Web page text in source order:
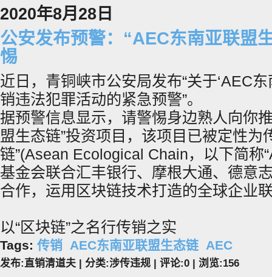
2020年8月28日
公安发布预警：“AEC东南亚联盟
惕
近日，青铜峡市公安局发布“关于‘AEC
销违法犯罪活动的紧急预警”。
据预警信息显示，请警惕身边熟人向你
盟生态链”投资项目，该项目已被定性为
链”(Asean Ecological Chain，以下简称
基金会联合汇丰银行、摩根大通、德意
合作，运用区块链技术打造的全球企业
以“区块链”之名行传销之实
Tags: 传销 AEC东南亚联盟生态链 AEC
发布:直销清道夫 | 分类:涉传违规 | 评论:0 | 浏览:156